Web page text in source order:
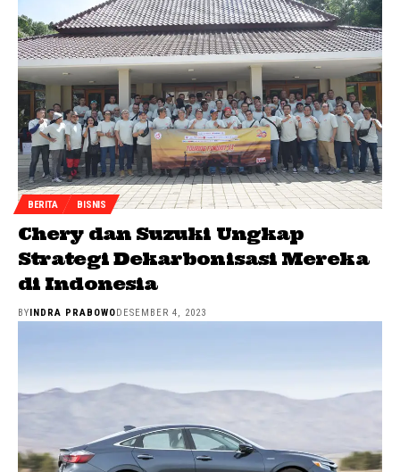
BERITA BISNIS
Chery dan Suzuki Ungkap
Strategi Dekarbonisasi Mereka
di Indonesia
BY INDRA PRABOWO DESEMBER 4, 2023